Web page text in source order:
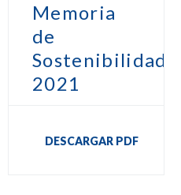
Memoria
de
Sostenibilidad
2021
DESCARGAR PDF